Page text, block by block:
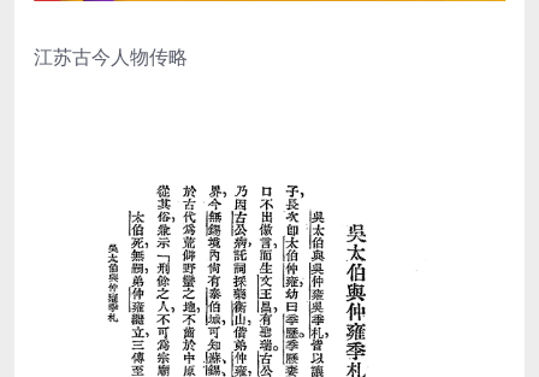
江苏古今人物传略